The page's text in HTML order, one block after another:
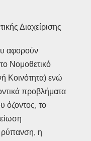
Διαχείρισης
αφορούν
Νομοθετικό
Κοινότητα) ενώ
προβλήματα
όζοντος, το
ρύπανση, η